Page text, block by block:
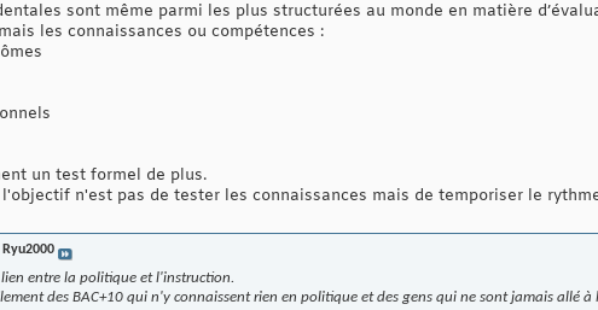
sont même parmi les plus structurées au monde en matière
les connaissances ou compétences :
un test formel de plus.
n'est pas de tester les connaissances mais de temporiser le
Ryu2000
entre la politique et l'instruction.
des BAC+10 qui n'y connaissent rien en politique et des gens qui ne sont jamais allé à